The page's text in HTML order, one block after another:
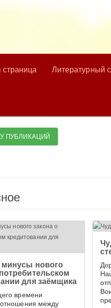
страница Литературный
ПУБЛИКАЦИЙ
нового
для заёмщика
времени
между